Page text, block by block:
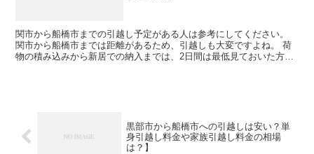
関市から船橋市までの引越し予定がある人は参考にしてください。
関市から船橋市までは距離があるため、引越しも大変ですよね。 荷
物の積み込みから新居での納入までは、2日間は最低見ておいた方が
黒部市から船橋市への引越しは安い？単
身引越し料金や家族引越し料金の相場
は？】